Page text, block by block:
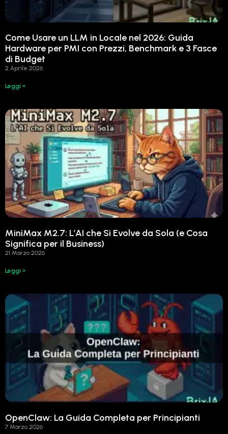
Come Usare un LLM in Locale nel 2026: Guida
Hardware per PMI con Prezzi, Benchmark e 3 Fasce
di Budget
2 Aprile 2026
Leggi »
MiniMax M2.7: L’AI che Si Evolve da Sola (e Cosa
Significa per il Business)
21 Marzo 2026
Leggi »
OpenClaw: La Guida Completa per Principianti
7 Marzo 2026